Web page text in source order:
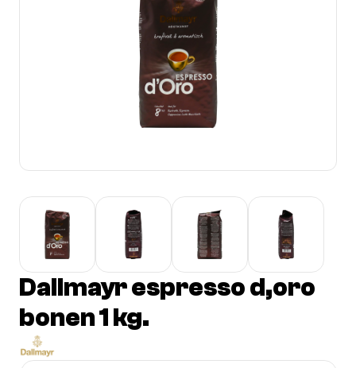
Dallmayr espresso d,oro
bonen 1 kg.